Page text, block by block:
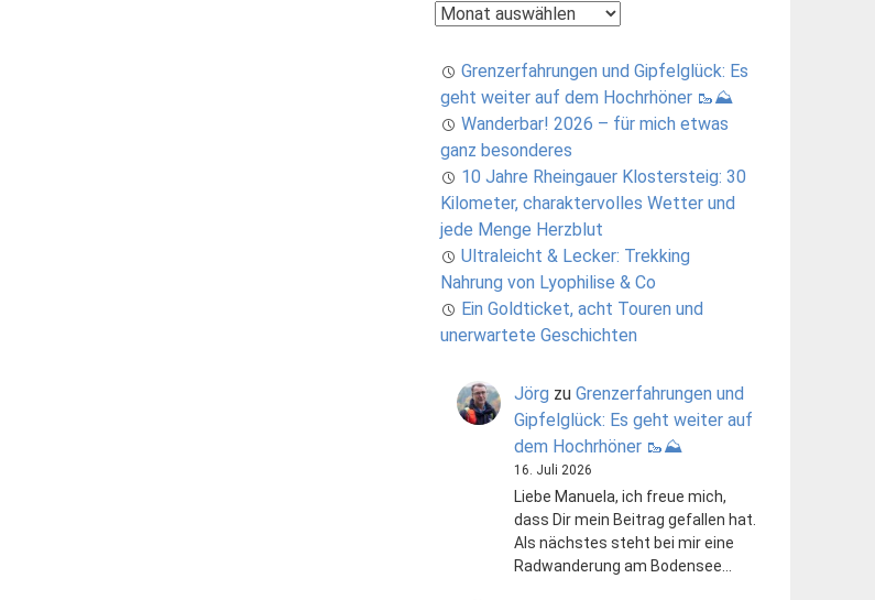
Archiv
Grenzerfahrungen und Gipfelglück: Es
geht weiter auf dem Hochrhöner 🥾⛰️
Wanderbar! 2026 – für mich etwas
ganz besonderes
10 Jahre Rheingauer Klostersteig: 30
Kilometer, charaktervolles Wetter und
jede Menge Herzblut
Ultraleicht & Lecker: Trekking
Nahrung von Lyophilise & Co
Ein Goldticket, acht Touren und
unerwartete Geschichten
Jörg zu Grenzerfahrungen und
Gipfelglück: Es geht weiter auf
dem Hochrhöner 🥾⛰️
16. Juli 2026
Liebe Manuela, ich freue mich,
dass Dir mein Beitrag gefallen hat.
Als nächstes steht bei mir eine
Radwanderung am Bodensee…